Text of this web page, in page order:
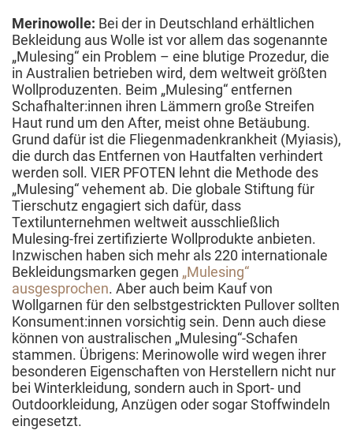
Merinowolle: Bei der in Deutschland erhältlichen
Bekleidung aus Wolle ist vor allem das sogenannte
„Mulesing“ ein Problem – eine blutige Prozedur, die
in Australien betrieben wird, dem weltweit größten
Wollproduzenten. Beim „Mulesing“ entfernen
Schafhalter:innen ihren Lämmern große Streifen
Haut rund um den After, meist ohne Betäubung.
Grund dafür ist die Fliegenmadenkrankheit (Myiasis),
die durch das Entfernen von Hautfalten verhindert
werden soll. VIER PFOTEN lehnt die Methode des
„Mulesing“ vehement ab. Die globale Stiftung für
Tierschutz engagiert sich dafür, dass
Textilunternehmen weltweit ausschließlich
Mulesing-frei zertifizierte Wollprodukte anbieten.
Inzwischen haben sich mehr als 220 internationale
Bekleidungsmarken gegen „Mulesing“
ausgesprochen. Aber auch beim Kauf von
Wollgarnen für den selbstgestrickten Pullover sollten
Konsument:innen vorsichtig sein. Denn auch diese
können von australischen „Mulesing“-Schafen
stammen. Übrigens: Merinowolle wird wegen ihrer
besonderen Eigenschaften von Herstellern nicht nur
bei Winterkleidung, sondern auch in Sport- und
Outdoorkleidung, Anzügen oder sogar Stoffwindeln
eingesetzt.